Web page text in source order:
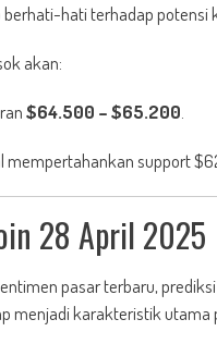
hati terhadap potensi
akan:
$64.500 – $65.200.
mempertahankan support
28 April 2025
pasar terbaru,
menjadi karakteristik